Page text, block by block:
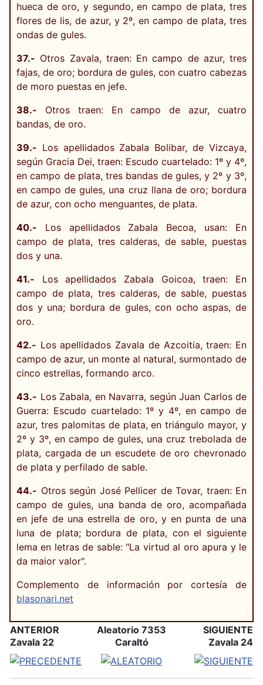
hueca de oro, y segundo, en campo de plata, tres
flores de lis, de azur, y 2º, en campo de plata, tres
ondas de gules.
37.- Otros Zavala, traen: En campo de azur, tres
fajas, de oro; bordura de gules, con cuatro cabezas
de moro puestas en jefe.
38.- Otros traen: En campo de azur, cuatro
bandas, de oro.
39.- Los apellidados Zabala Bolibar, de Vizcaya,
según Gracia Dei, traen: Escudo cuartelado: 1º y 4º,
en campo de plata, tres bandas de gules, y 2º y 3º,
en campo de gules, una cruz llana de oro; bordura
de azur, con ocho menguantes, de plata.
40.- Los apellidados Zabala Becoa, usan: En
campo de plata, tres calderas, de sable, puestas
dos y una.
41.- Los apellidados Zabala Goicoa, traen: En
campo de plata, tres calderas, de sable, puestas
dos y una; bordura de gules, con ocho aspas, de
oro.
42.- Los apellidados Zavala de Azcoitia, traen: En
campo de azur, un monte al natural, surmontado de
cinco estrellas, formando arco.
43.- Los Zabala, en Navarra, según Juan Carlos de
Guerra: Escudo cuartelado: 1º y 4º, en campo de
azur, tres palomitas de plata, en triángulo mayor, y
2º y 3º, en campo de gules, una cruz trebolada de
plata, cargada de un escudete de oro chevronado
de plata y perfilado de sable.
44.- Otros según José Pellicer de Tovar, traen: En
campo de gules, una banda de oro, acompañada
en jefe de una estrella de oro, y en punta de una
luna de plata; bordura de plata, con el siguiente
lema en letras de sable: "La virtud al oro apura y le
da maior valor".
Complemento de información por cortesía de
blasonari.net
ANTERIOR
Zavala 22
Aleatorio 7353
Caraltó
SIGUIENTE
Zavala 24